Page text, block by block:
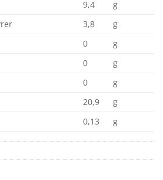
9,4
g
3,8
g
0
g
0
g
0
g
20,9
g
0,13 g